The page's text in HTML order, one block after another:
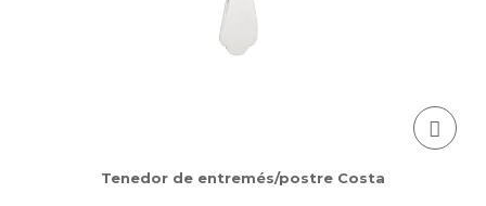
Tenedor de entremés/postre Costa